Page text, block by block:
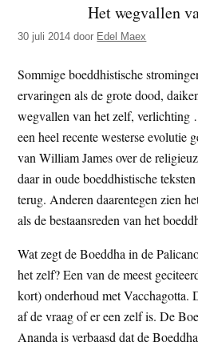
z
e
s
i
t
e
e
d
e
z
e
s
i
t
e
Het wegvallen
30 juli 2014 door Edel Maex
Sommige boeddhistische
ervaringen als de grote dood,
wegvallen van het zelf,
een heel recente westerse evolutie
van William James over de
daar in oude boeddhistische
terug. Anderen daarentegen zien
als de bestaansreden van het
Wat zegt de Boeddha in de
het zelf? Een van de meest
kort) onderhoud met Vacchagotta.
af de vraag of er een zelf is. De
Ananda is verbaasd dat de